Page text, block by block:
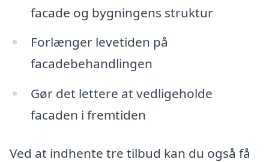
facade og bygningens struktur
Forlænger levetiden på
facadebehandlingen
Gør det lettere at vedligeholde
facaden i fremtiden
Ved at indhente tre tilbud kan du også få